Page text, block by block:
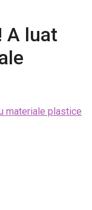
A luat